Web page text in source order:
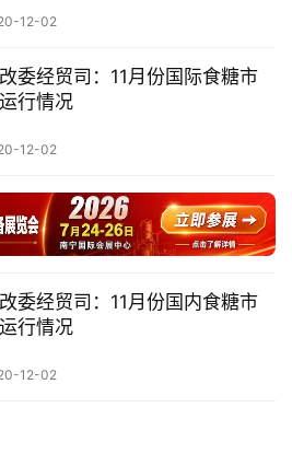
12-02
委经贸司：11月份国际食糖市
行情况
12-02
委经贸司：11月份国内食糖市
行情况
12-02